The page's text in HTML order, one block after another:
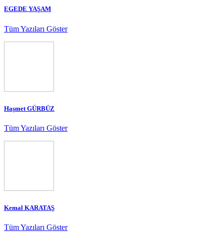
EGEDE YAŞAM
Tüm Yazıları Göster
Haşmet GÜRBÜZ
Tüm Yazıları Göster
Kemal KARATAŞ
Tüm Yazıları Göster